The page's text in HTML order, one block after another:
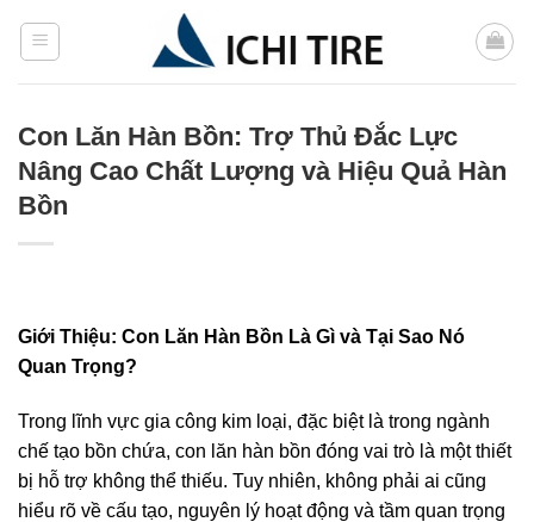
Con Lăn Hàn Bồn: Trợ Thủ Đắc Lực
Nâng Cao Chất Lượng và Hiệu Quả Hàn
Bồn
Giới Thiệu: Con Lăn Hàn Bồn Là Gì và Tại Sao Nó
Quan Trọng?
Trong lĩnh vực gia công kim loại, đặc biệt là trong ngành
chế tạo bồn chứa, con lăn hàn bồn đóng vai trò là một thiết
bị hỗ trợ không thể thiếu. Tuy nhiên, không phải ai cũng
hiểu rõ về cấu tạo, nguyên lý hoạt động và tầm quan trọng